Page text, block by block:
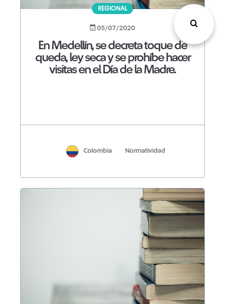
REGIONAL
05/07/2020
En Medellín, se decreta toque de
queda, ley seca y se prohíbe hacer
visitas en el Día de la Madre.
Colombia Normatividad